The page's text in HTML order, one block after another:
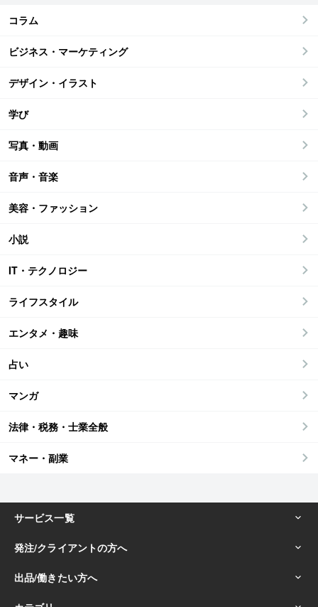
コラム
ビジネス・マーケティング
デザイン・イラスト
学び
写真・動画
音声・音楽
美容・ファッション
小説
IT・テクノロジー
ライフスタイル
エンタメ・趣味
占い
マンガ
法律・税務・士業全般
マネー・副業